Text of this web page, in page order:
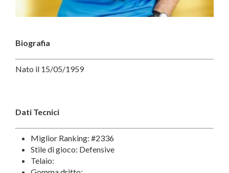
Biografia
Nato il 15/05/1959
Dati Tecnici
Miglior Ranking: #2336
Stile di gioco: Defensive
Telaio: